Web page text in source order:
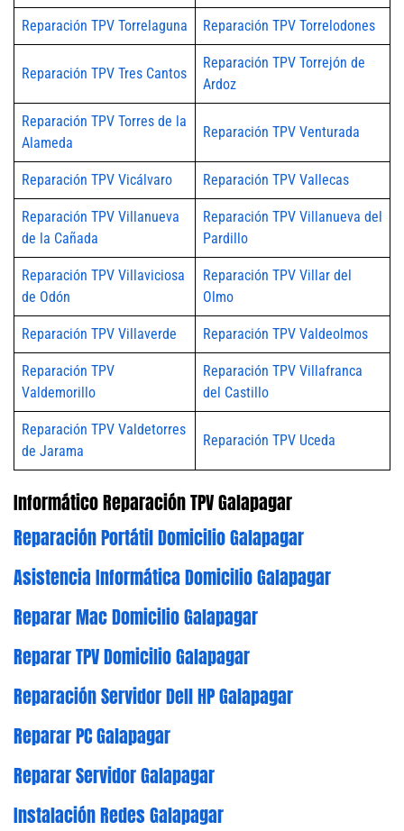
Reparación TPV Torrelaguna Reparación TPV Torrelodones
Reparación TPV Tres Cantos
Reparación TPV Torrejón de
Ardoz
Reparación TPV Torres de la
Alameda
Reparación TPV Venturada
Reparación TPV Vicálvaro Reparación TPV Vallecas
Reparación TPV Villanueva
de la Cañada
Reparación TPV Villanueva del
Pardillo
Reparación TPV Villaviciosa
de Odón
Reparación TPV Villar del
Olmo
Reparación TPV Villaverde Reparación TPV Valdeolmos
Reparación TPV
Valdemorillo
Reparación TPV Villafranca
del Castillo
Reparación TPV Valdetorres
de Jarama
Reparación TPV Uceda
Informático Reparación TPV Galapagar
Reparación Portátil Domicilio Galapagar
Asistencia Informática Domicilio Galapagar
Reparar Mac Domicilio Galapagar
Reparar TPV Domicilio Galapagar
Reparación Servidor Dell HP Galapagar
Reparar PC Galapagar
Reparar Servidor Galapagar
Instalación Redes Galapagar